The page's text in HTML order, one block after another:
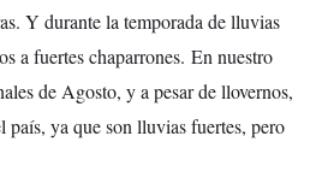
Y durante la temporada de lluvias
a fuertes chaparrones.En nuestro
de Agosto, y a pesar de llovernos,
ya que son lluvias fuertes, pero